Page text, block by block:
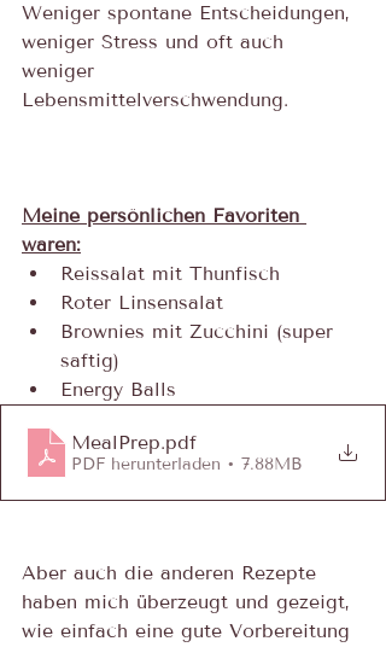
Weniger spontane Entscheidungen,
weniger Stress und oft auch
weniger
Lebensmittelverschwendung.
Meine persönlichen Favoriten
waren:
Reissalat mit Thunfisch
Roter Linsensalat
Brownies mit Zucchini (super
saftig)
Energy Balls
MealPrep.pdf
PDF herunterladen • 7.88MB
Aber auch die anderen Rezepte
haben mich überzeugt und gezeigt,
wie einfach eine gute Vorbereitung